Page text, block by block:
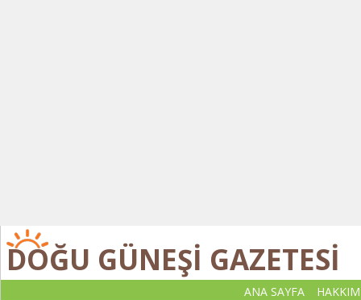
DOĞU GÜNEŞİ GAZETESİ
ANA SAYFA